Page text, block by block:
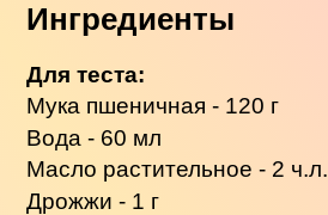
Ингредиенты
Для теста:
Мука пшеничная - 120 г
Вода - 60 мл
Масло растительное - 2 ч.л.
Дрожжи - 1 г